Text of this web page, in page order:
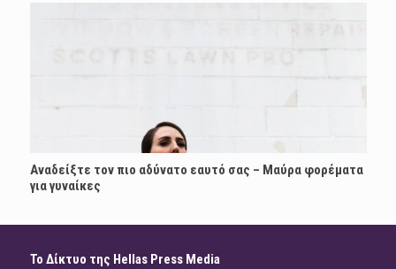
Αναδείξτε τον πιο αδύνατο εαυτό σας – Μαύρα φορέματα
για γυναίκες
Το Δίκτυο της Hellas Press Media